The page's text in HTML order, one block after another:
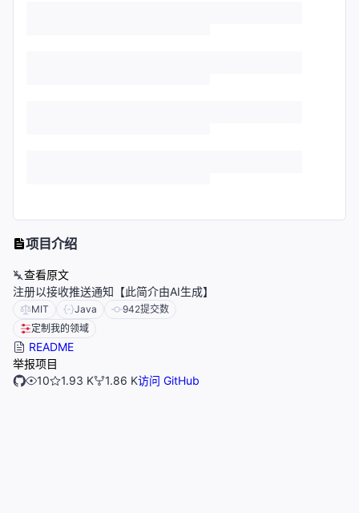
项目介绍
查看原文
注册以接收推送通知【此简介由AI生成】
MIT Java 942提交数
定制我的领域
README
举报项目
10
1.93 K 1.86 K访问 GitHub